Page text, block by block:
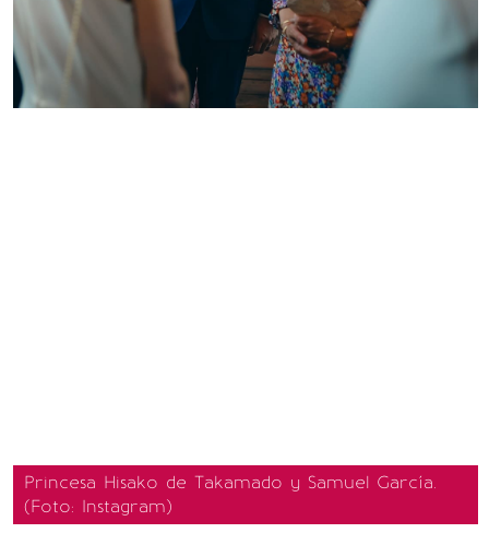
Princesa Hisako de Takamado y Samuel García.
(Foto: Instagram)